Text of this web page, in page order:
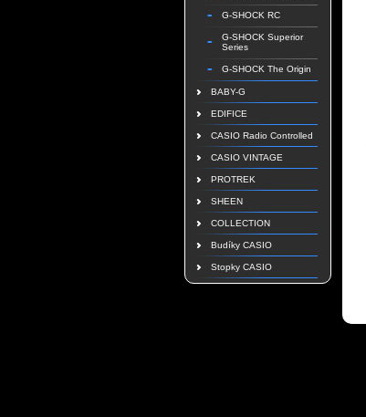
G-SHOCK RC
G-SHOCK Superior
Series
G-SHOCK The Origin
BABY-G
EDIFICE
CASIO Radio Controlled
CASIO VINTAGE
PROTREK
SHEEN
COLLECTION
Budíky CASIO
Stopky CASIO